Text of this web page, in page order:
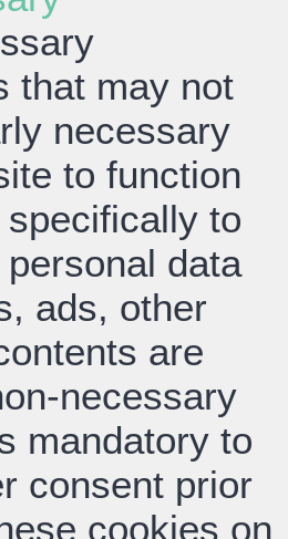
that may not
necessary
to function
to
data
ads, other
are
necessary
mandatory to
consent prior
cookies on